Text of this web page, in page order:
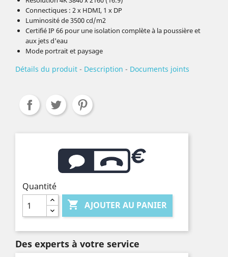
Connectiques : 2 x HDMI, 1 x DP
Luminosité de 3500 cd/m2
Certifié IP 66 pour une isolation complète à la poussière et
aux jets d'eau
Mode portrait et paysage
Détails du produit - Description - Documents joints
Quantité
 AJOUTER AU PANIER
Des experts à votre service